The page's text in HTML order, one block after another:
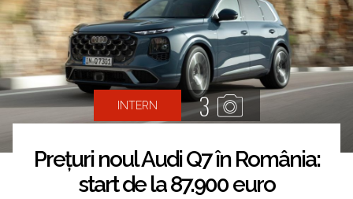
INTERN 3
Prețuri noul Audi Q7 în România:
start de la 87.900 euro